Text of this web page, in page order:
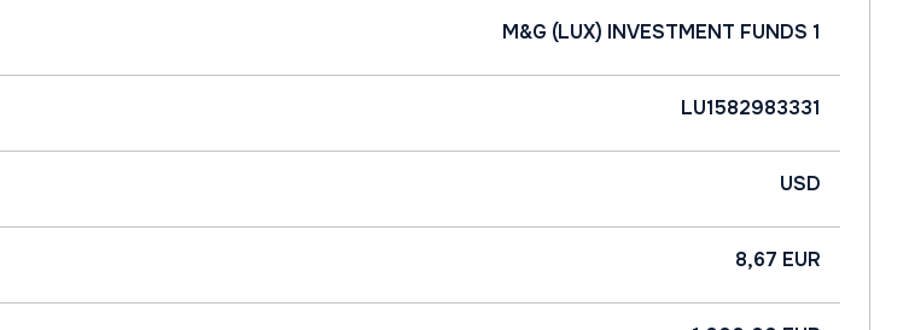
M&G (LUX) INVESTMENT FUNDS 1
LU1582983331
USD
8,67 EUR